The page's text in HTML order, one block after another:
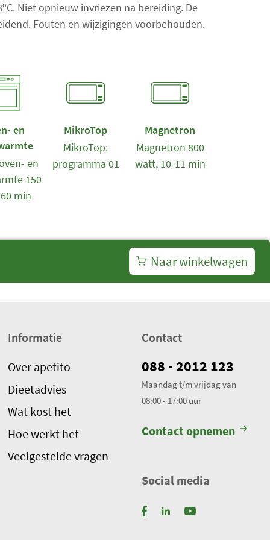
Niet opnieuw invriezen na bereiding. De
Fouten en wijzigingen voorbehouden.
en
en
150
min
MikroTop
MikroTop:
programma 01
Magnetron
Magnetron 800
watt, 10-11 min
Naar winkelwagen
Informatie
Over apetito
Dieetadvies
Wat kost het
Hoe werkt het
Veelgestelde vragen
Contact
088 - 2012 123
Maandag t/m vrijdag van
08:00 - 17:00 uur
Contact opnemen
Social media